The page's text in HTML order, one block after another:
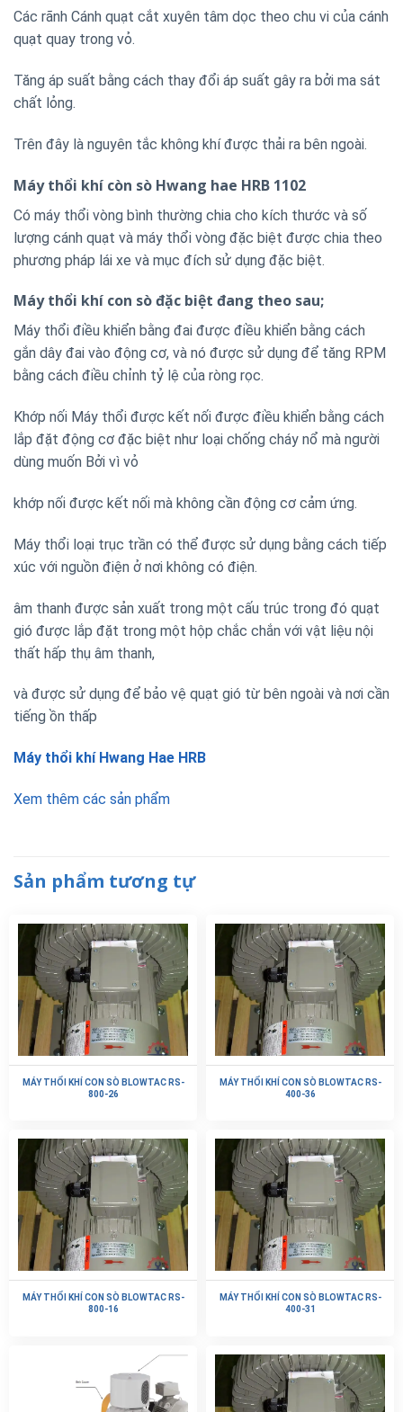
Các rãnh Cánh quạt cắt xuyên tâm dọc theo chu vi của cánh
quạt quay trong vỏ.
Tăng áp suất bằng cách thay đổi áp suất gây ra bởi ma sát
chất lỏng.
Trên đây là nguyên tắc không khí được thải ra bên ngoài.
Máy thổi khí còn sò Hwang hae HRB 1102
Có máy thổi vòng bình thường chia cho kích thước và số
lượng cánh quạt và máy thổi vòng đặc biệt được chia theo
phương pháp lái xe và mục đích sử dụng đặc biệt.
Máy thổi khí con sò đặc biệt đang theo sau;
Máy thổi điều khiển bằng đai được điều khiển bằng cách
gắn dây đai vào động cơ, và nó được sử dụng để tăng RPM
bằng cách điều chỉnh tỷ lệ của ròng rọc.
Khớp nối Máy thổi được kết nối được điều khiển bằng cách
lắp đặt động cơ đặc biệt như loại chống cháy nổ mà người
dùng muốn Bởi vì vỏ
khớp nối được kết nối mà không cần động cơ cảm ứng.
Máy thổi loại trục trần có thể được sử dụng bằng cách tiếp
xúc với nguồn điện ở nơi không có điện.
âm thanh được sản xuất trong một cấu trúc trong đó quạt
gió được lắp đặt trong một hộp chắc chắn với vật liệu nội
thất hấp thụ âm thanh,
và được sử dụng để bảo vệ quạt gió từ bên ngoài và nơi cần
tiếng ồn thấp
Máy thổi khí Hwang Hae HRB
Xem thêm các sản phẩm
Sản phẩm tương tự
MÁY THỔI KHÍ CON SÒ BLOWTAC RS-
800-26
MÁY THỔI KHÍ CON SÒ BLOWTAC RS-
400-36
MÁY THỔI KHÍ CON SÒ BLOWTAC RS-
800-16
MÁY THỔI KHÍ CON SÒ BLOWTAC RS-
400-31